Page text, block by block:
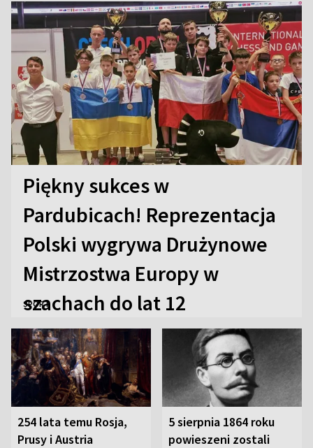
Piękny sukces w
Pardubicach! Reprezentacja
Polski wygrywa Drużynowe
Mistrzostwa Europy w
szachach do lat 12
SPORT
254 lata temu Rosja,
Prusy i Austria
5 sierpnia 1864 roku
powieszeni zostali